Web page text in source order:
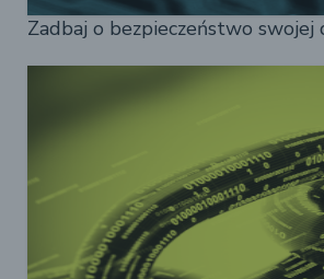
Zadbaj o bezpieczeństwo swojej